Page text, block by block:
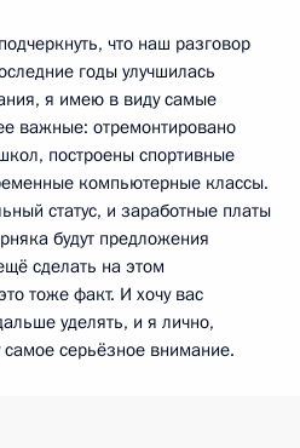
что наш разговор
годы улучшилась
я имею в виду самые
важные: отремонтировано
построены спортивные
компьютерные классы.
статус, и заработные платы
будут предложения
сделать на этом
тоже факт. И хочу вас
уделять, и я лично,
самое серьёзное внимание.